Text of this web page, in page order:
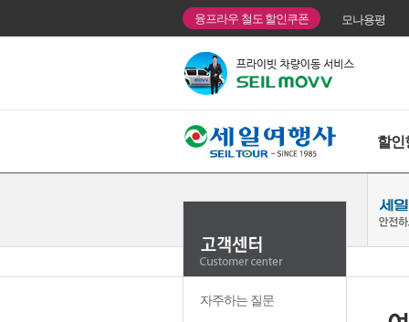
융프라우 철도 할인쿠폰 모나용평
할인
자주하는 질문